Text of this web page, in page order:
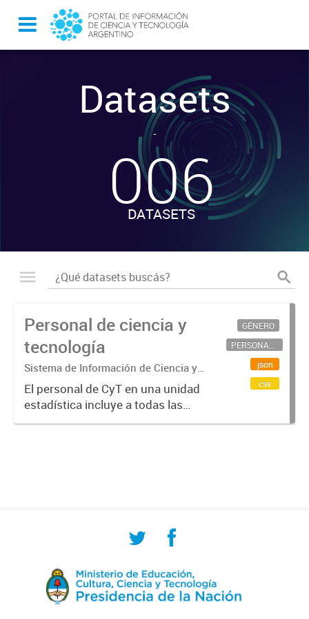
Datasets
-
006
DATASETS
Personal de ciencia y
tecnología
Sistema de Información de Ciencia y
Tecnología Argentino (SICYTAR)
El personal de CyT en una unidad
estadística incluye a todas las
personas involucradas
GÉNERO
PERSONAL CIENTÍFICO-TECNOLÓGICO
json
csv